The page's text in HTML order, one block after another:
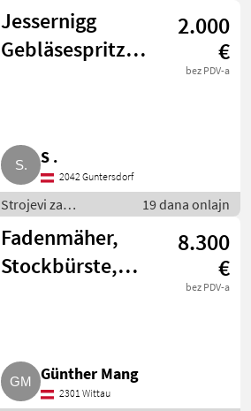
vinogradarstvo /
Ostali strojevi za
vinogradarstvo
Jessernigg
Gebläsespritze
2.000
€
bez PDV-a
S .
2042 Guntersdorf
Strojevi za
vinogradarstvo /
Ostali strojevi za
vinogradarstvo
19 dana onlajn
Fadenmäher,
Stockbürste,
800
8.300
€
bez PDV-a
Günther Mang
2301 Wittau